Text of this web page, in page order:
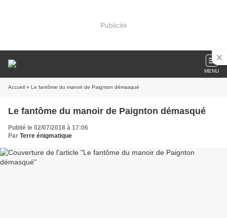
Publicité
MENU
Accueil » Le fantôme du manoir de Paignton démasqué
Le fantôme du manoir de Paignton démasqué
Publié le 02/07/2018 à 17:06
Par Terre énigmatique